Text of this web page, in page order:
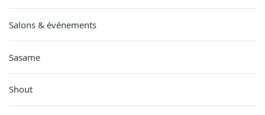
Salons & événements
Sasame
Shout